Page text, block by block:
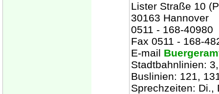
Lister Straße 10
30163 Hannover
0511 - 168-40980
Fax 0511 - 168-
E-mail
Stadtbahnlinien:
Buslinien: 121,
Sprechzeiten: Di.,